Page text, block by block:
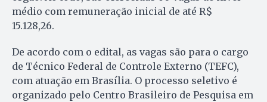
médio com remuneração inicial de até R$
15.128,26.
De acordo com o edital, as vagas são para o cargo
de Técnico Federal de Controle Externo (TEFC),
com atuação em Brasília. O processo seletivo é
organizado pelo Centro Brasileiro de Pesquisa em